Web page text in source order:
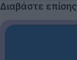
Διαβάστε επίσης